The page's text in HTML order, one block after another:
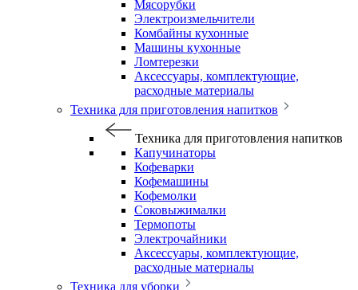
Мясорубки
Электроизмельчители
Комбайны кухонные
Машины кухонные
Ломтерезки
Аксессуары, комплектующие,
расходные материалы
Техника для приготовления напитков
Техника для приготовления напитков
Капучинаторы
Кофеварки
Кофемашины
Кофемолки
Соковыжималки
Термопоты
Электрочайники
Аксессуары, комплектующие,
расходные материалы
Техника для уборки